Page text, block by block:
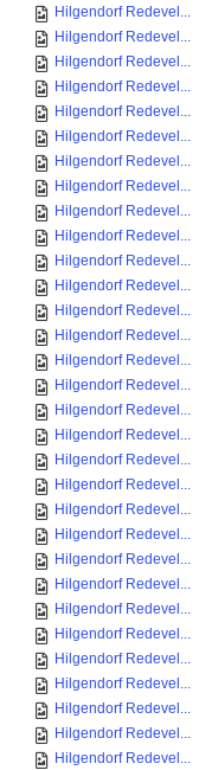
Hilgendorf Redevel...
Hilgendorf Redevel...
Hilgendorf Redevel...
Hilgendorf Redevel...
Hilgendorf Redevel...
Hilgendorf Redevel...
Hilgendorf Redevel...
Hilgendorf Redevel...
Hilgendorf Redevel...
Hilgendorf Redevel...
Hilgendorf Redevel...
Hilgendorf Redevel...
Hilgendorf Redevel...
Hilgendorf Redevel...
Hilgendorf Redevel...
Hilgendorf Redevel...
Hilgendorf Redevel...
Hilgendorf Redevel...
Hilgendorf Redevel...
Hilgendorf Redevel...
Hilgendorf Redevel...
Hilgendorf Redevel...
Hilgendorf Redevel...
Hilgendorf Redevel...
Hilgendorf Redevel...
Hilgendorf Redevel...
Hilgendorf Redevel...
Hilgendorf Redevel...
Hilgendorf Redevel...
Hilgendorf Redevel...
Hilgendorf Redevel...